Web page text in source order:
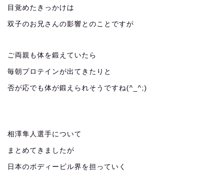
目覚めたきっかけは
双子のお兄さんの影響とのことですが
ご両親も体を鍛えていたら
毎朝プロテインが出てきたりと
否が応でも体が鍛えられそうですね(^_^;)
相澤隼人選手について
まとめてきましたが
日本のボディービル界を担っていく